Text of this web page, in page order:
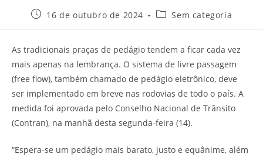
16 de outubro de 2024 Sem categoria
As tradicionais praças de pedágio tendem a ficar cada vez
mais apenas na lembrança. O sistema de livre passagem
(free flow), também chamado de pedágio eletrônico, deve
ser implementado em breve nas rodovias de todo o país. A
medida foi aprovada pelo Conselho Nacional de Trânsito
(Contran), na manhã desta segunda-feira (14).
“Espera-se um pedágio mais barato, justo e equânime, além